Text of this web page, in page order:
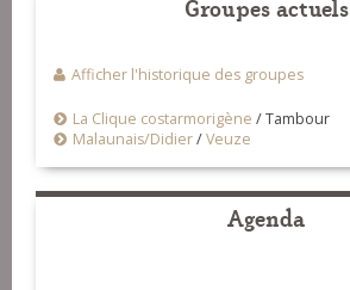
Groupes actuels
Afficher l'historique des groupes
La Clique costarmorigène /Tambour
Malaunais/Didier/Veuze
Agenda